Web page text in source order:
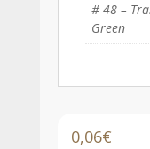
# 48 –
Green
0,06€